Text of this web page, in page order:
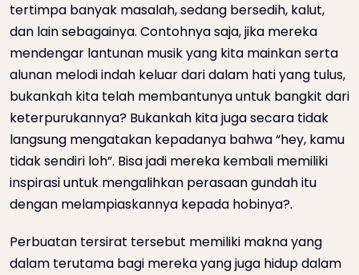
tertimpa banyak masalah, sedang bersedih, kalut,
dan lain sebagainya. Contohnya saja, jika mereka
mendengar lantunan musik yang kita mainkan serta
alunan melodi indah keluar dari dalam hati yang tulus,
bukankah kita telah membantunya untuk bangkit dari
keterpurukannya? Bukankah kita juga secara tidak
langsung mengatakan kepadanya bahwa “hey, kamu
tidak sendiri loh”. Bisa jadi mereka kembali memiliki
inspirasi untuk mengalihkan perasaan gundah itu
dengan melampiaskannya kepada hobinya?.
Perbuatan tersirat tersebut memiliki makna yang
dalam terutama bagi mereka yang juga hidup dalam